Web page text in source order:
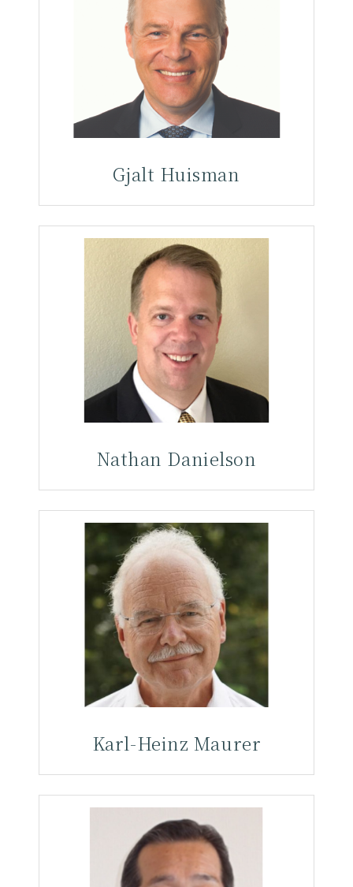
Gjalt Huisman
Nathan Danielson
Karl-Heinz Maurer